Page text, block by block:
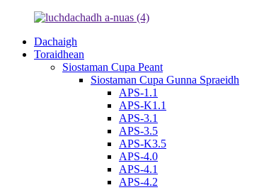
Dachaigh
Toraidhean
Siostaman Cupa Peant
Siostaman Cupa Gunna Spraeidh
APS-1.1
APS-K1.1
APS-3.1
APS-3.5
APS-K3.5
APS-4.0
APS-4.1
APS-4.2